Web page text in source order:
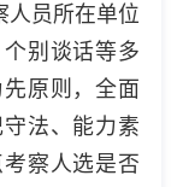
人员所在单位
别谈话等多
原则，全面
法、能力素
察人选是否